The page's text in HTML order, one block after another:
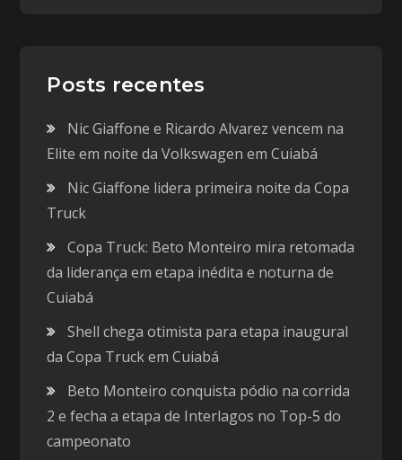
Posts recentes
Nic Giaffone e Ricardo Alvarez vencem na
Elite em noite da Volkswagen em Cuiabá
Nic Giaffone lidera primeira noite da Copa
Truck
Copa Truck: Beto Monteiro mira retomada
da liderança em etapa inédita e noturna de
Cuiabá
Shell chega otimista para etapa inaugural
da Copa Truck em Cuiabá
Beto Monteiro conquista pódio na corrida
2 e fecha a etapa de Interlagos no Top-5 do
campeonato